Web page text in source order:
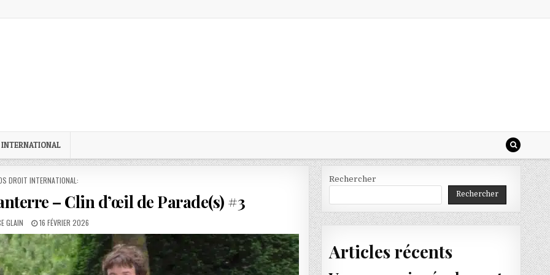
DROIT INTERNATIONAL:
– Clin d’œil de Parade(s) #3
GLAIN
PUBLISHED
DATE:
16 FÉVRIER 2026
Rechercher
Rechercher
Articles récents